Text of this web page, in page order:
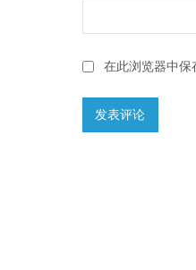
在此浏览器中保